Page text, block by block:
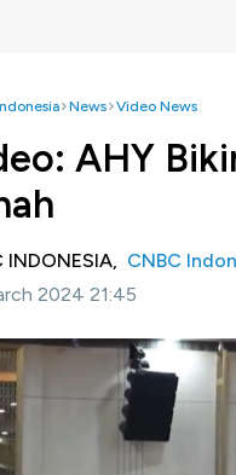
News Video News
AHY
INDONESIA, CNBC
2024 21:45
CNBC Indonesia -
BPN) yang dipimpin Agus
di Indonesia. Salah satu
Jenderal